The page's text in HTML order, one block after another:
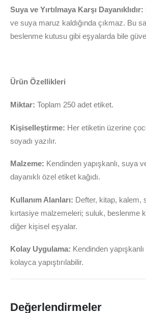
Suya ve Yırtılmaya Karşı Dayanıklıdır:
ve suya maruz kaldığında çıkmaz. Bu
beslenme kutusu gibi eşyalarda bile
Ürün Özellikleri
Miktar: Toplam 250 adet etiket.
Kişiselleştirme: Her etiketin üzerine
soyadı yazılır.
Malzeme: Kendinden yapışkanlı, suya
dayanıklı özel etiket kağıdı.
Kullanım Alanları: Defter, kitap, kalem,
kırtasiye malzemeleri; suluk, beslenme
diğer kişisel eşyalar.
Kolay Uygulama: Kendinden
kolayca yapıştırılabilir.
Değerlendirmeler